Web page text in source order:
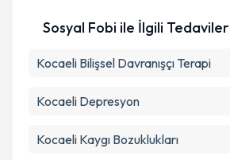
Sosyal Fobi ile İlgili Tedaviler
Kocaeli Bilişsel Davranışçı Terapi
Kocaeli Depresyon
Kocaeli Kaygı Bozuklukları